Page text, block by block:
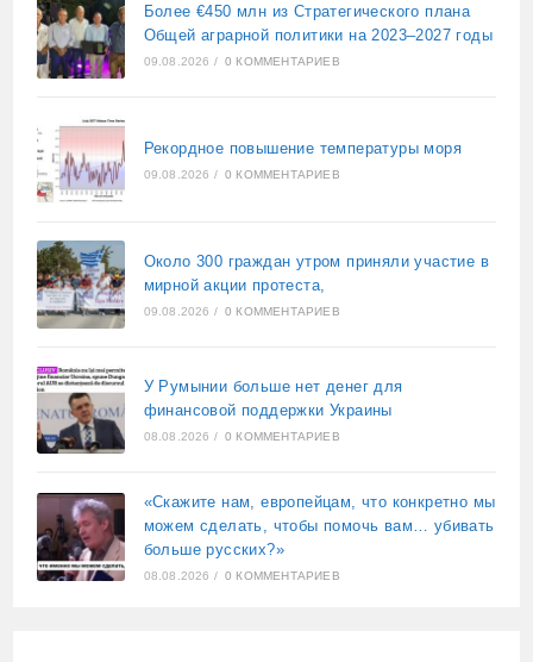
Более €450 млн из Стратегического плана
Общей аграрной политики на 2023–2027 годы
09.08.2026 / 0 КОММЕНТАРИЕВ
Рекордное повышение температуры моря
09.08.2026 / 0 КОММЕНТАРИЕВ
Около 300 граждан утром приняли участие в
мирной акции протеста,
09.08.2026 / 0 КОММЕНТАРИЕВ
У Румынии больше нет денег для
финансовой поддержки Украины
08.08.2026 / 0 КОММЕНТАРИЕВ
«Скажите нам, европейцам, что конкретно мы
можем сделать, чтобы помочь вам… убивать
больше русских?»
08.08.2026 / 0 КОММЕНТАРИЕВ